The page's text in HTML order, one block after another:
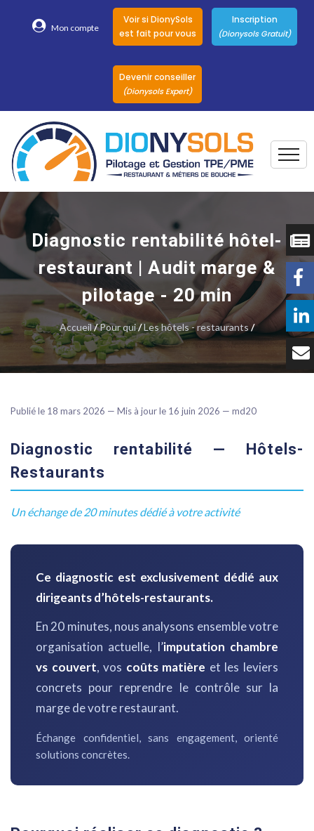
Mon compte
Voir si DionySols
est fait pour vous
Inscription
(Dionysols Gratuit)
Devenir conseiller
(Dionysols Expert)
Nos conseillers
DionySols
Nos versions
Nos autres
Solutions
Témoignages
Tarifs
Contact
Diagnostic rentabilité hôtel-
restaurant | Audit marge &
pilotage - 20 min
Accueil/Pour qui/Les hôtels - restaurants/
Publié le 18 mars 2026 — Mis à jour le 16 juin 2026 — md20
Diagnostic rentabilité — Hôtels-
Restaurants
Un échange de 20 minutes dédié à votre activité
Ce diagnostic est exclusivement dédié aux
dirigeants d’hôtels-restaurants.
En 20 minutes, nous analysons ensemble votre
organisation actuelle, l’imputation chambre
vs couvert, vos coûts matière et les leviers
concrets pour reprendre le contrôle sur la
marge de votre restaurant.
Échange confidentiel, sans engagement, orienté
solutions concrètes.